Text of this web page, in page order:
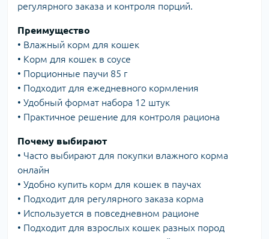
регулярного заказа и контроля порций.
Преимущество
• Влажный корм для кошек
• Корм для кошек в соусе
• Порционные паучи 85 г
• Подходит для ежедневного кормления
• Удобный формат набора 12 штук
• Практичное решение для контроля рациона
Почему выбирают
• Часто выбирают для покупки влажного корма
онлайн
• Удобно купить корм для кошек в паучах
• Подходит для регулярного заказа корма
• Используется в повседневном рационе
• Подходит для взрослых кошек разных пород